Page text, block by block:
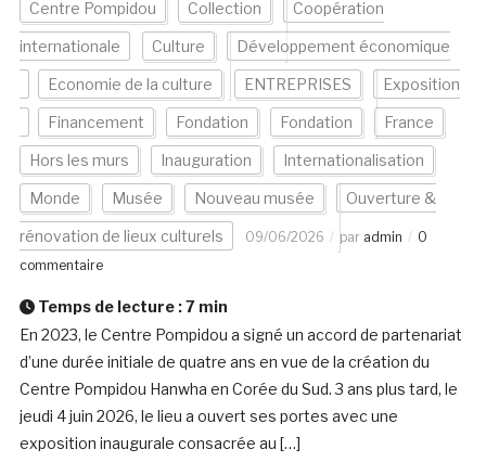
Centre Pompidou Collection Coopération
internationale Culture Développement économique
Economie de la culture ENTREPRISES Exposition
Financement Fondation Fondation France
Hors les murs Inauguration Internationalisation
Monde Musée Nouveau musée Ouverture &
rénovation de lieux culturels 09/06/2026 par admin
0
commentaire
Temps de lecture :7 min
En 2023, le Centre Pompidou a signé un accord de partenariat
d’une durée initiale de quatre ans en vue de la création du
Centre Pompidou Hanwha en Corée du Sud. 3 ans plus tard, le
jeudi 4 juin 2026, le lieu a ouvert ses portes avec une
exposition inaugurale consacrée au […]